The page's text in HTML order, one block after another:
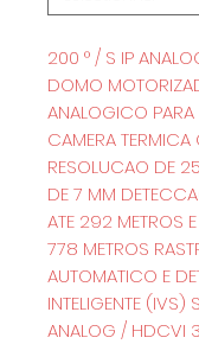
200 ° / S IP
DOMO
ANALOGICO PARA
CAMERA
RESOLUCAO DE
DE 7 MM
ATE 292 METROS
778 METROS
AUTOMATICO E
INTELIGENTE (IVS)
ANALOG / HDCVI